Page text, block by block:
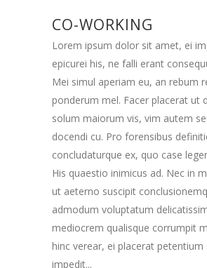
CO-WORKING
Lorem ipsum dolor sit amet, ei
epicurei his, ne falli erant
Mei simul aperiam eu, an rebum
ponderum mel. Facer placerat ut
solum maiorum vis, vim autem
docendi cu. Pro forensibus
concludaturque ex, quo case
His quaestio inimicus ad. Nec in
ut aeterno suscipit
admodum voluptatum
mediocrem qualisque corrumpit
hinc verear, ei placerat petentium
impedit...